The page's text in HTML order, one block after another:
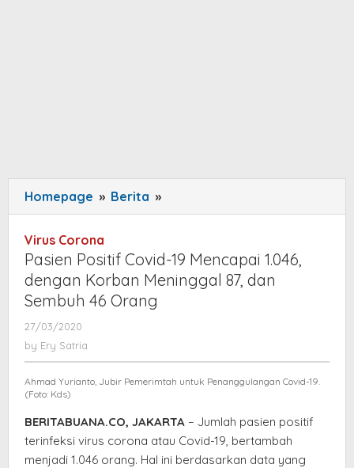
Homepage » Berita »
Positif
19
Mencapai
1.046,
87,
dan
46
Orang
Virus Corona
Pasien Positif Covid-19 Mencapai 1.046,
dengan Korban Meninggal 87, dan
Sembuh 46 Orang
27/03/2020
by Ery Satria
Ahmad Yurianto, Jubir Pemerimtah untuk Penanggulangan Covid-19.
(Foto: Kds)
BERITABUANA.CO, JAKARTA – Jumlah pasien positif
terinfeksi virus corona atau Covid-19, bertambah
menjadi 1.046 orang. Hal ini berdasarkan data yang